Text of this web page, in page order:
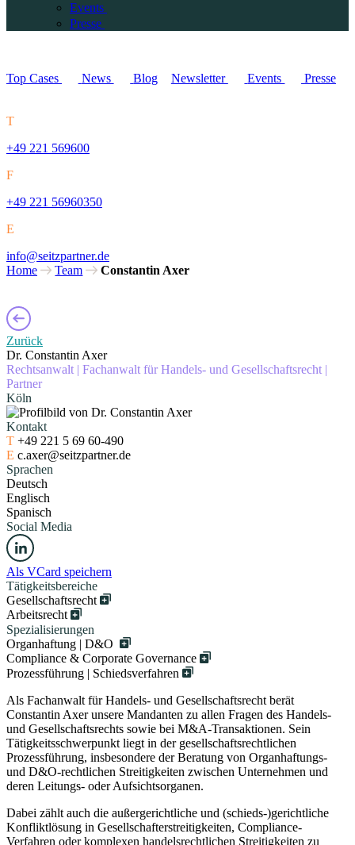
Events
Presse
Top Cases News Blog Newsletter Events Presse
T
+49 221 569600
F
+49 221 56960350
E
info@seitzpartner.de
Home
Team Constantin Axer
Zurück
Dr. Constantin Axer
Rechtsanwalt | Fachanwalt für Handels- und Gesellschaftsrecht |
Partner
Köln
Kontakt
T +49 221 5 69 60-490
E c.axer@seitzpartner.de
Sprachen
Deutsch
Englisch
Spanisch
Social Media
Als VCard speichern
Tätigkeitsbereiche
Gesellschaftsrecht
Arbeitsrecht
Spezialisierungen
Organhaftung | D&O
Compliance & Corporate Governance
Prozessführung | Schiedsverfahren
Als Fachanwalt für Handels- und Gesellschaftsrecht berät
Constantin Axer unsere Mandanten zu allen Fragen des Handels-
und Gesellschaftsrechts sowie bei M&A-Transaktionen. Sein
Tätigkeitsschwerpunkt liegt in der gesellschaftsrechtlichen
Prozessführung, insbesondere der Beratung von Organhaftungs-
und D&O-rechtlichen Streitigkeiten zwischen Unternehmen und
deren Leitungs- oder Aufsichtsorganen.
Dabei zählt auch die außergerichtliche und (schieds-)gerichtliche
Konfliktlösung in Gesellschafterstreitigkeiten, Compliance-
Verfahren oder komplexen handelsrechtlichen Streitigkeiten zu